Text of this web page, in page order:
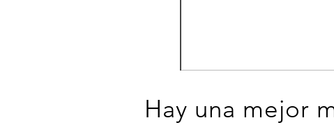
Hay una mejor